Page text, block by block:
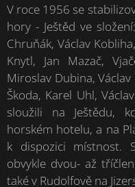
V roce 1956 se
hory - Ještěd ve
Chruňák, Václav
Knytl, Jan Mazač,
Miroslav Dubina,
Škoda, Karel Uhl,
sloužili na Ještědu,
horském hotelu, a na
k dispozici místnost.
obvykle dvou- až
také v Rudolfově na